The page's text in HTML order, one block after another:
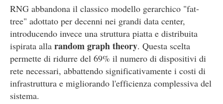
RNG abbandona il classico modello gerarchico "fat-
tree" adottato per decenni nei grandi data center,
introducendo invece una struttura piatta e distribuita
ispirata alla random graph theory. Questa scelta
permette di ridurre del 69% il numero di dispositivi di
rete necessari, abbattendo significativamente i costi di
infrastruttura e migliorando l'efficienza complessiva del
sistema.